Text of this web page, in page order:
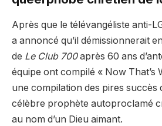
Après que le télévangéliste anti-
a annoncé qu’il démissionnerait
de Le Club 700après 60 ans
équipe ont compilé « Now That’s
une compilation des pires succès
célèbre prophète autoproclamé
au nom d’un Dieu aimant.